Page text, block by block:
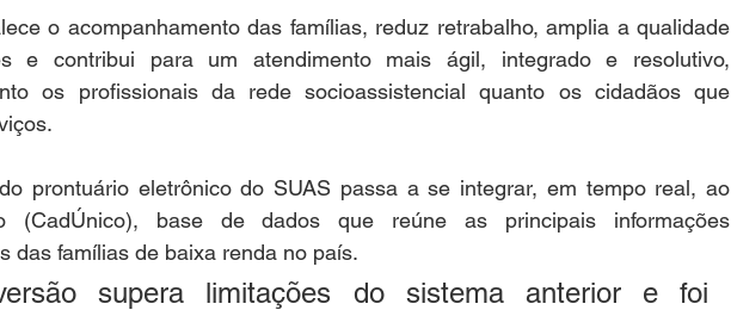
o acompanhamento das famílias, reduz retrabalho, amplia a qualidade
e contribui para um atendimento mais ágil, integrado e resolutivo,
os profissionais da rede socioassistencial quanto os cidadãos que
prontuário eletrônico do SUAS passa a se integrar, em tempo real, ao
(CadÚnico), base de dados que reúne as principais informações
das famílias de baixa renda no país.
supera limitações do sistema anterior e foi